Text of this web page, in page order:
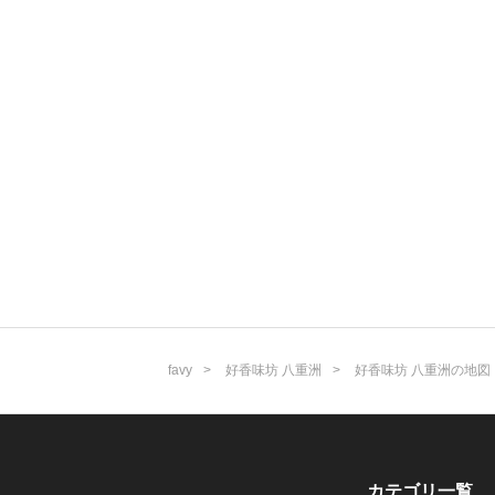
favy 好香味坊 八重洲 好香味坊 八重洲の地図
カテゴリ一覧